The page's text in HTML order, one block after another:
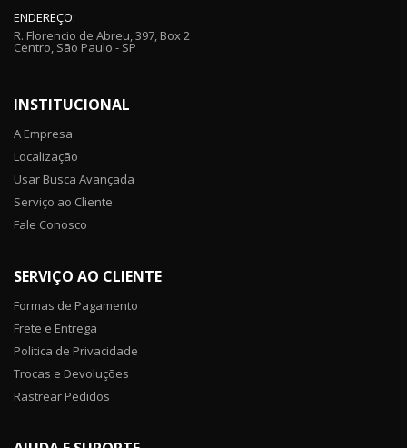
ENDEREÇO:
R. Florencio de Abreu, 397, Box 2
Centro, São Paulo - SP
INSTITUCIONAL
A Empresa
Localização
Usar Busca Avançada
Serviço ao Cliente
Fale Conosco
SERVIÇO AO CLIENTE
Formas de Pagamento
Frete e Entrega
Politica de Privacidade
Trocas e Devoluções
Rastrear Pedidos